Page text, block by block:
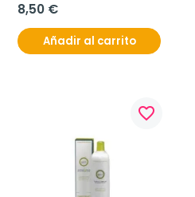
8,50 €
Añadir al carrito
favorite_border